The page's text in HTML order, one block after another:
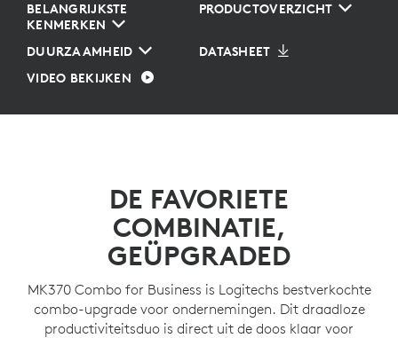
BELANGRIJKSTE
KENMERKEN
PRODUCTOVERZICHT
DUURZAAMHEID
DATASHEET
VIDEO BEKIJKEN
DE FAVORIETE
COMBINATIE,
GEÜPGRADED
MK370 Combo for Business is Logitechs bestverkochte
combo-upgrade voor ondernemingen. Dit draadloze
productiviteitsduo is direct uit de doos klaar voor